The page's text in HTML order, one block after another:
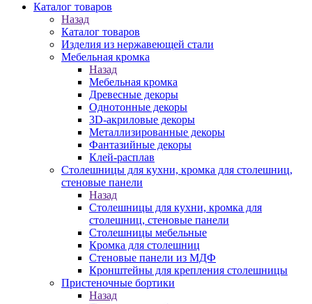
Каталог товаров
Назад
Каталог товаров
Изделия из нержавеющей стали
Мебельная кромка
Назад
Мебельная кромка
Древесные декоры
Однотонные декоры
3D-акриловые декоры
Металлизированные декоры
Фантазийные декоры
Клей-расплав
Столешницы для кухни, кромка для столешниц,
стеновые панели
Назад
Столешницы для кухни, кромка для
столешниц, стеновые панели
Столешницы мебельные
Кромка для столешниц
Стеновые панели из МДФ
Кронштейны для крепления столешницы
Пристеночные бортики
Назад